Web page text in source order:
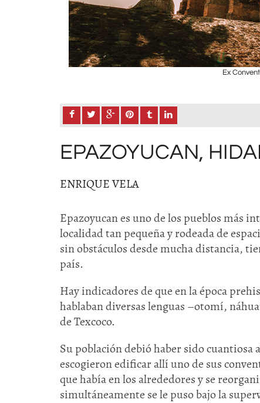
Ex
EPAZOYUCAN,
ENRIQUE VELA
Epazoyucan es uno de los pueblos más
localidad tan pequeña y rodeada de
sin obstáculos desde mucha distancia,
país.
Hay indicadores de que en la época
hablaban diversas lenguas –otomí,
de Texcoco.
Su población debió haber sido cuantiosa
escogieron edificar allí uno de sus
que había en los alrededores y se
simultáneamente se le puso bajo la